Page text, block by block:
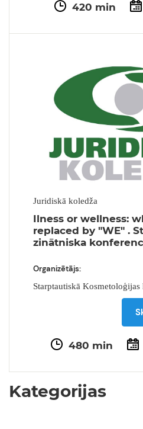
420 min
Juridiskā koledža
Ilness or wellness:
replaced by "WE" .
zinātniska
Organizētājs:
Starptautiskā Kosmetoloģijas
480 min
Kategorijas